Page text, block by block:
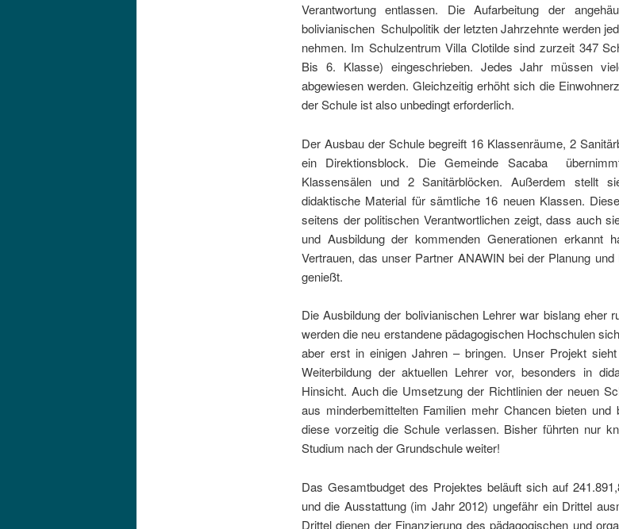
Verantwortung entlassen. Die Aufarbeitung der
bolivianischen Schulpolitik der letzten Jahrzehnte werden
nehmen. Im Schulzentrum Villa Clotilde sind zurzeit 347
Bis 6. Klasse) eingeschrieben. Jedes Jahr müssen
abgewiesen werden. Gleichzeitig erhöht sich die
der Schule ist also unbedingt erforderlich.
Der Ausbau der Schule begreift 16 Klassenräume, 2
ein Direktionsblock. Die Gemeinde Sacaba
Klassensälen und 2 Sanitärblöcken. Außerdem stellt
didaktische Material für sämtliche 16 neuen Klassen.
seitens der politischen Verantwortlichen zeigt, dass auch
und Ausbildung der kommenden Generationen erkannt
Vertrauen, das unser Partner ANAWIN bei der Planung
genießt.
Die Ausbildung der bolivianischen Lehrer war bislang eher
werden die neu erstandene pädagogischen Hochschulen
aber erst in einigen Jahren – bringen. Unser Projekt
Weiterbildung der aktuellen Lehrer vor, besonders in
Hinsicht. Auch die Umsetzung der Richtlinien der neuen
aus minderbemittelten Familien mehr Chancen bieten und
diese vorzeitig die Schule verlassen. Bisher führten nur
Studium nach der Grundschule weiter!
Das Gesamtbudget des Projektes beläuft sich auf
und die Ausstattung (im Jahr 2012) ungefähr ein Drittel
Drittel dienen der Finanzierung des pädagogischen und